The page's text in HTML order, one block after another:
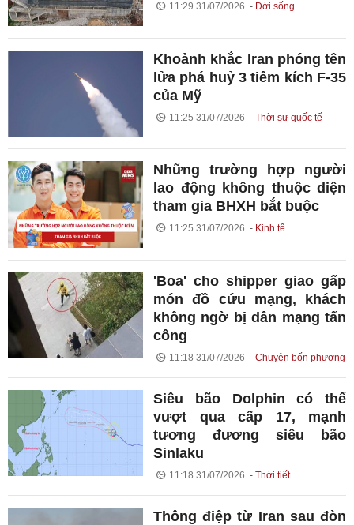
11:29 31/07/2026 Đời sống
Khoảnh khắc Iran phóng tên
lửa phá huỷ 3 tiêm kích F-35
của Mỹ
11:25 31/07/2026 Thời sự quốc tế
Những trường hợp người
lao động không thuộc diện
tham gia BHXH bắt buộc
11:25 31/07/2026 Kinh tế
'Boa' cho shipper giao gấp
món đồ cứu mạng, khách
không ngờ bị dân mạng tấn
công
11:18 31/07/2026 Chuyện bốn phương
Siêu bão Dolphin có thể
vượt qua cấp 17, mạnh
tương đương siêu bão
Sinlaku
11:18 31/07/2026 Thời tiết
Thông điệp từ Iran sau đòn